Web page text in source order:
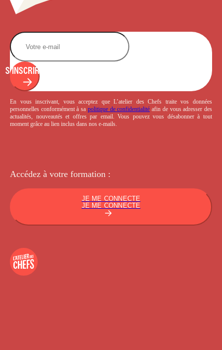
S'INSCRIRE
En vous inscrivant, vous acceptez que L’atelier des Chefs traite vos données
personnelles conformément à sa politique de confidentialité afin de vous adresser des
actualités, nouveautés et offres par email. Vous pouvez vous désabonner à tout
moment grâce au lien inclus dans nos e-mails.
Accédez à votre formation :
JE ME CONNECTE
JE ME CONNECTE